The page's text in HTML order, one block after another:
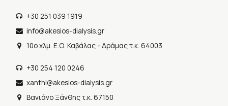
+30 251 039 1919
info@akesios-dialysis.gr
10o χλμ. Ε.Ο. Καβάλας - Δράμας τ.κ. 64003
+30 254 120 0246
xanthi@akesios-dialysis.gr
Βανιάνο Ξάνθης τ.κ. 67150